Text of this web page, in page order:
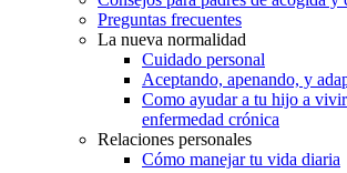
Preguntas frecuentes
La nueva normalidad
Cuidado personal
Aceptando, apenando, y
Como ayudar a tu hijo a
enfermedad crónica
Relaciones personales
Cómo manejar tu vida diaria